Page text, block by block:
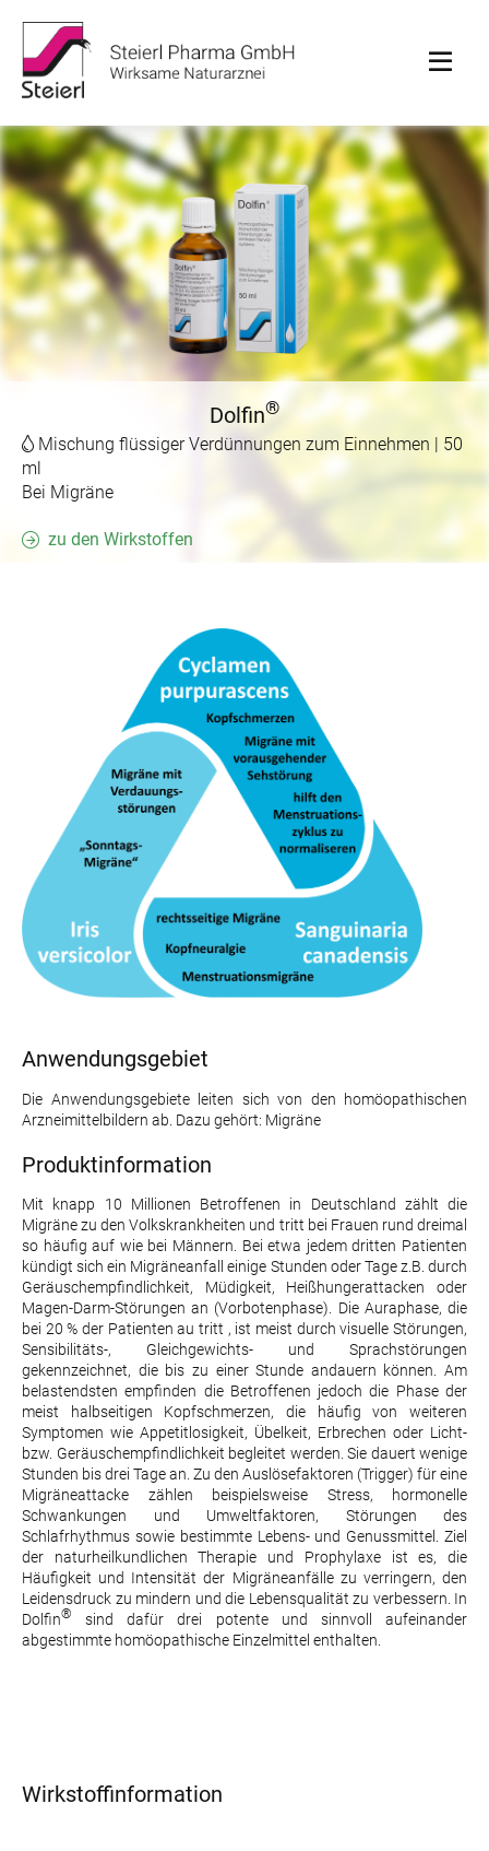
Dolfin®
Mischung flüssiger Verdünnungen zum Einnehmen | 50
ml
Bei Migräne
zu den Wirkstoffen
Anwendungsgebiet
Die Anwendungsgebiete leiten sich von den homöopathischen
Arzneimittelbildern ab. Dazu gehört: Migräne
Produktinformation
Mit knapp 10 Millionen Betroffenen in Deutschland zählt die
Migräne zu den Volkskrankheiten und tritt bei Frauen rund dreimal
so häufig auf wie bei Männern. Bei etwa jedem dritten Patienten
kündigt sich ein Migräneanfall einige Stunden oder Tage z.B. durch
Geräuschempfindlichkeit, Müdigkeit, Heißhungerattacken oder
Magen-Darm-Störungen an (Vorbotenphase). Die Auraphase, die
bei 20 % der Patienten au tritt , ist meist durch visuelle Störungen,
Sensibilitäts-, Gleichgewichts- und Sprachstörungen
gekennzeichnet, die bis zu einer Stunde andauern können. Am
belastendsten empfinden die Betroffenen jedoch die Phase der
meist halbseitigen Kopfschmerzen, die häufig von weiteren
Symptomen wie Appetitlosigkeit, Übelkeit, Erbrechen oder Licht-
bzw. Geräuschempfindlichkeit begleitet werden. Sie dauert wenige
Stunden bis drei Tage an. Zu den Auslösefaktoren (Trigger) für eine
Migräneattacke zählen beispielsweise Stress, hormonelle
Schwankungen und Umweltfaktoren, Störungen des
Schlafrhythmus sowie bestimmte Lebens- und Genussmittel. Ziel
der naturheilkundlichen Therapie und Prophylaxe ist es, die
Häufigkeit und Intensität der Migräneanfälle zu verringern, den
Leidensdruck zu mindern und die Lebensqualität zu verbessern. In
Dolfin®
sind dafür drei potente und sinnvoll aufeinander
abgestimmte homöopathische Einzelmittel enthalten.
Wirkstoffinformation